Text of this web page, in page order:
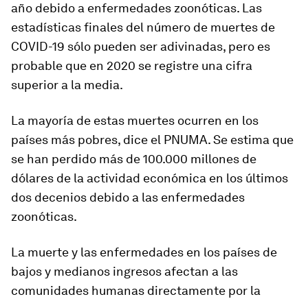
año debido a enfermedades zoonóticas. Las
estadísticas finales del número de muertes de
COVID-19 sólo pueden ser adivinadas, pero es
probable que en 2020 se registre una cifra
superior a la media.
La mayoría de estas muertes ocurren en los
países más pobres, dice el PNUMA. Se estima que
se han perdido más de 100.000 millones de
dólares de la actividad económica en los últimos
dos decenios debido a las enfermedades
zoonóticas.
La muerte y las enfermedades en los países de
bajos y medianos ingresos afectan a las
comunidades humanas directamente por la